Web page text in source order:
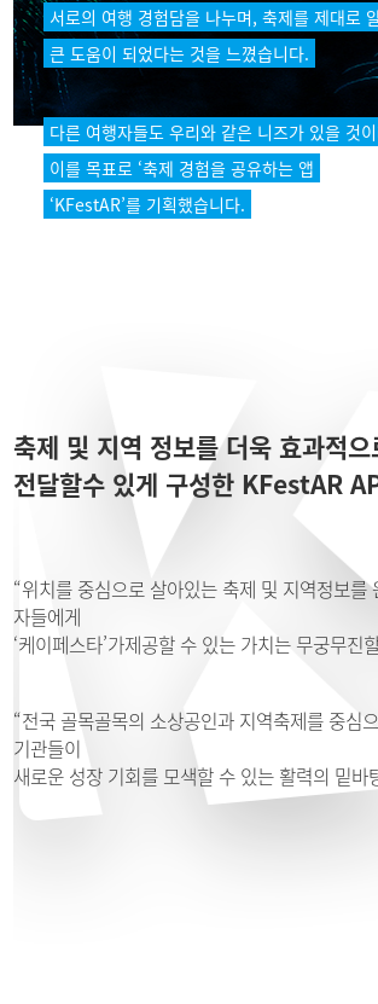
서로의 여행 경험담을 나누며, 축제를 제대로
큰 도움이 되었다는 것을 느꼈습니다.
다른 여행자들도 우리와 같은 니즈가 있을 것
이를 목표로 ‘축제 경험을 공유하는 앱
‘KFestAR’를 기획했습니다.
축제 및 지역 정보를 더욱 효과적으
전달할수 있게 구성한 KFestAR
“위치를 중심으로 살아있는 축제 및 지역정보를
자들에게
‘케이페스타’가제공할 수 있는 가치는 무궁무진
“전국 골목골목의 소상공인과 지역축제를 중심
기관들이
새로운 성장 기회를 모색할 수 있는 활력의 밑바